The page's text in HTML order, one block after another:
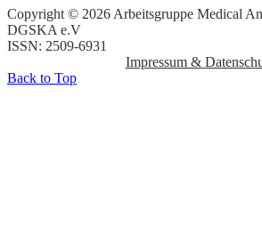
Copyright © 2026 Arbeitsgruppe Medical
DGSKA e.V
ISSN: 2509-6931
Impressum &
Back to Top